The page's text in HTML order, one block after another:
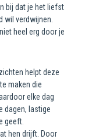
bij dat je het liefst
wil verdwijnen.
heel erg door je
helpt deze
maken die
elke dag
dagen, lastige
geeft.
hen drijft. Door